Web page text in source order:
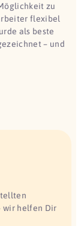
zu
flexibel
als beste
– und
wir helfen Dir